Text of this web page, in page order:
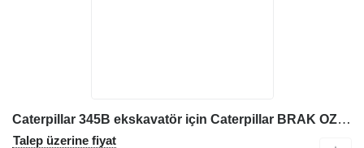
Caterpillar 345B ekskavatör için Caterpillar BRAK OZNACZEŃ 270x120x100 hidrolik dağıtıcı
Talep üzerine fiyat